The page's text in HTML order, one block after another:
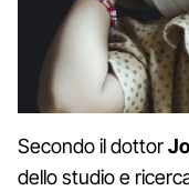
Secondo il dottor
dello studio e